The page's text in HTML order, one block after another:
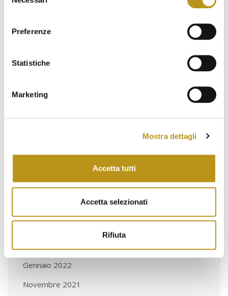
del
Preferenze
Statistiche
Marketing
Mostra dettagli
Accetta tutti
Accetta selezionati
Rifiuta
Gennaio 2023
Ottobre 2022
Maggio 2022
Gennaio 2022
Novembre 2021